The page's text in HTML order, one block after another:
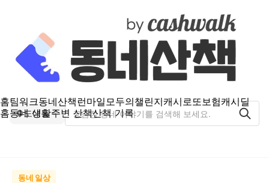
홈팀워크동네산책런마일모두의챌린지캐시로또보험캐시딜
홈동네 생활주변 산책산책 기록
도내동
동네 일상